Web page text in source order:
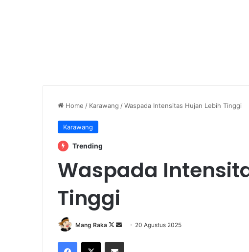
Home / Karawang /Waspada Intensitas Hujan Lebih Tinggi
Karawang
Trending
Waspada
Tinggi
Mang Raka
Follow
X
Send 20 Agustus 2025
Facebook
X Share via Email